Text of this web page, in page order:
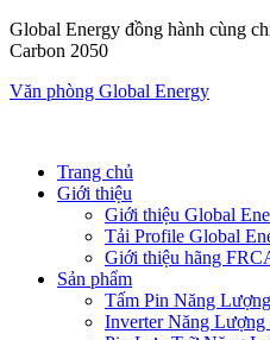
Global Energy đồng hành cùng
Carbon 2050
Văn phòng Global Energy
Trang chủ
Giới thiệu
Giới thiệu Global
Tải Profile Global
Giới thiệu hãng
Sản phẩm
Tấm Pin Năng
Inverter Năng Lượng